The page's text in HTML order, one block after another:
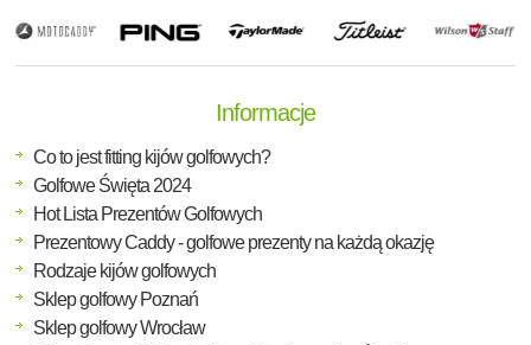
Informacje
Co to jest fitting kijów golfowych?
Golfowe Święta 2024
Hot Lista Prezentów Golfowych
Prezentowy Caddy - golfowe prezenty na każdą okazję
Rodzaje kijów golfowych
Sklep golfowy Poznań
Sklep golfowy Wrocław